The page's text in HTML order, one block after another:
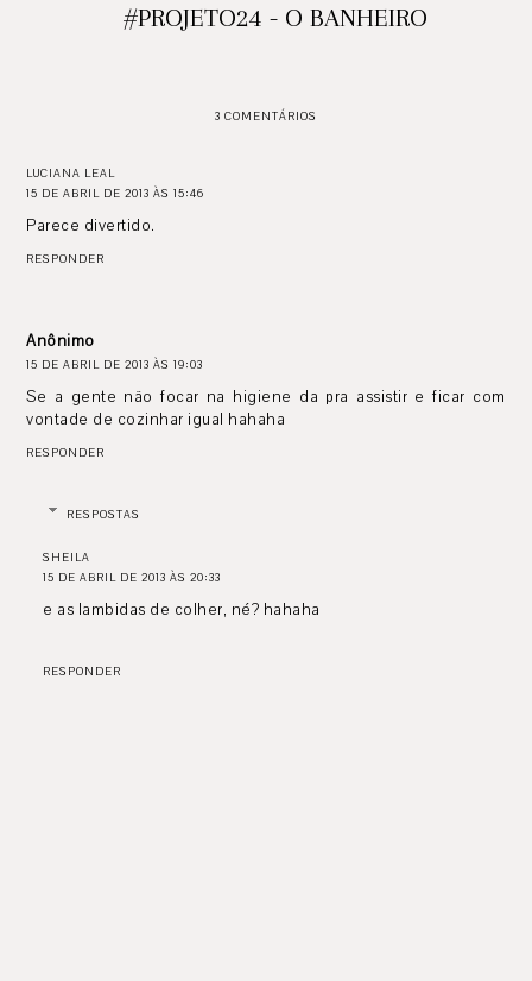
#PROJETO24 - O BANHEIRO
3 COMENTÁRIOS
LUCIANA LEAL
15 DE ABRIL DE 2013 ÀS 15:46
Parece divertido.
RESPONDER
Anônimo
15 DE ABRIL DE 2013 ÀS 19:03
Se a gente não focar na higiene da pra assistir e ficar com
vontade de cozinhar igual hahaha
RESPONDER
RESPOSTAS
SHEILA
15 DE ABRIL DE 2013 ÀS 20:33
e as lambidas de colher, né? hahaha
RESPONDER